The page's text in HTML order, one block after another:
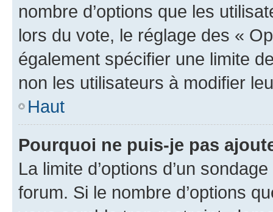
nombre d’options que les
lors du vote, le réglage des «
également spécifier une limite
non les utilisateurs à modifier
Haut
Pourquoi ne puis-je pas
La limite d’options d’un
forum. Si le nombre d’options